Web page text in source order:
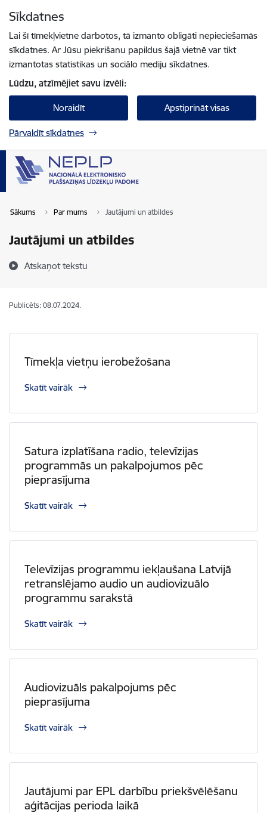
Sīkdatnes
Lai šī tīmekļvietne darbotos, tā izmanto obligāti nepieciešamās
sīkdatnes. Ar Jūsu piekrišanu papildus šajā vietnē var tikt
izmantotas statistikas un sociālo mediju sīkdatnes.
Lūdzu, atzīmējiet savu izvēli:
Noraidīt Apstiprināt visas
Pārvaldīt sīkdatnes
Sākums Par mums Jautājumi un atbildes
Jautājumi un atbildes
Atskaņot tekstu
Publicēts: 08.07.2024.
Tīmekļa vietņu ierobežošana
Skatīt vairāk
Satura izplatīšana radio, televīzijas
programmās un pakalpojumos pēc
pieprasījuma
Skatīt vairāk
Televīzijas programmu iekļaušana Latvijā
retranslējamo audio un audiovizuālo
programmu sarakstā
Skatīt vairāk
Audiovizuāls pakalpojums pēc
pieprasījuma
Skatīt vairāk
Jautājumi par EPL darbību priekšvēlēšanu
aģitācijas perioda laikā